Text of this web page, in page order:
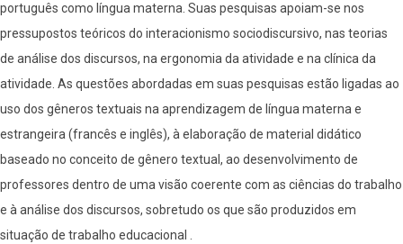
português como língua materna. Suas pesquisas apoiam-se nos
pressupostos teóricos do interacionismo sociodiscursivo, nas teorias
de análise dos discursos, na ergonomia da atividade e na clínica da
atividade. As questões abordadas em suas pesquisas estão ligadas ao
uso dos gêneros textuais na aprendizagem de língua materna e
estrangeira (francês e inglês), à elaboração de material didático
baseado no conceito de gênero textual, ao desenvolvimento de
professores dentro de uma visão coerente com as ciências do trabalho
e à análise dos discursos, sobretudo os que são produzidos em
situação de trabalho educacional .